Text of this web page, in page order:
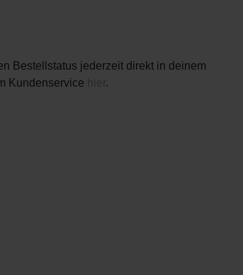
Bestellstatus jederzeit direkt in deinem
Kundenservice
hier .